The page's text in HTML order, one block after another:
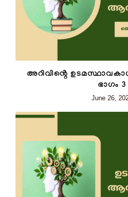
അറിവിൻ്റെ
ഭാഗം 3
June 26,